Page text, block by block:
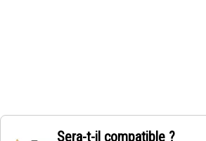
Sera-t-il compatible ?